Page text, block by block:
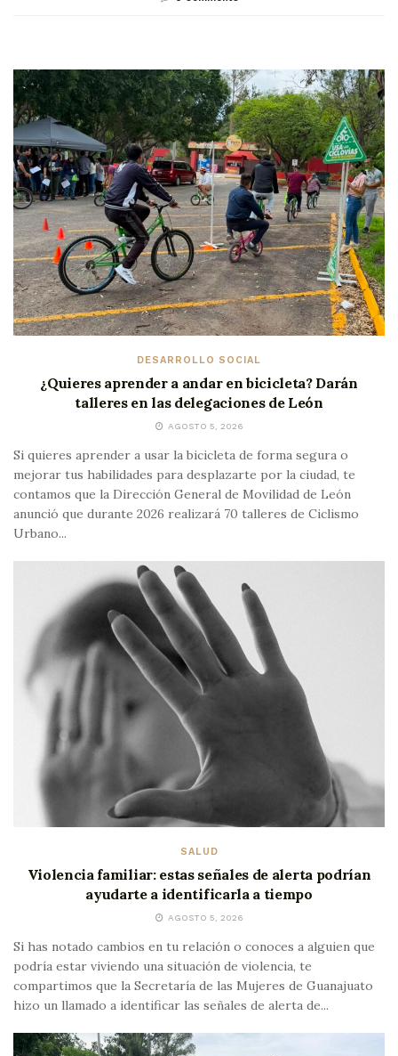
DESARROLLO SOCIAL
¿Quieres aprender a andar en bicicleta? Darán
talleres en las delegaciones de León
AGOSTO 5, 2026
Si quieres aprender a usar la bicicleta de forma segura o
mejorar tus habilidades para desplazarte por la ciudad, te
contamos que la Dirección General de Movilidad de León
anunció que durante 2026 realizará 70 talleres de Ciclismo
Urbano...
SALUD
Violencia familiar: estas señales de alerta podrían
ayudarte a identificarla a tiempo
AGOSTO 5, 2026
Si has notado cambios en tu relación o conoces a alguien que
podría estar viviendo una situación de violencia, te
compartimos que la Secretaría de las Mujeres de Guanajuato
hizo un llamado a identificar las señales de alerta de...